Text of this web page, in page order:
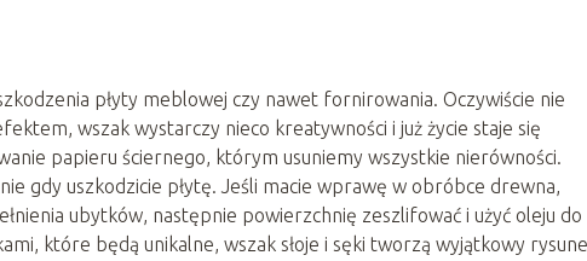
płyty meblowej czy nawet fornirowania. Oczywiście nie
wszak wystarczy nieco kreatywności i już życie staje się
papieru ściernego, którym usuniemy wszystkie nierówności.
gdy uszkodzicie płytę. Jeśli macie wprawę w obróbce drewna,
ubytków, następnie powierzchnię zeszlifować i użyć oleju do
które będą unikalne, wszak słoje i sęki tworzą wyjątkowy